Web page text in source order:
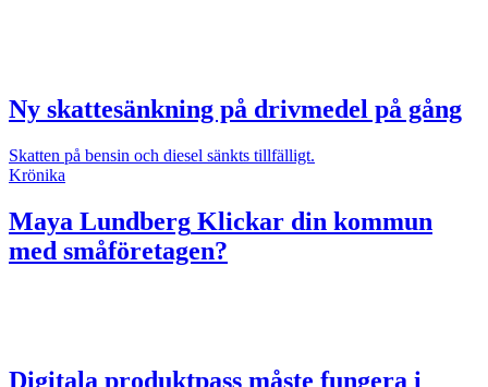
Ny skattesänkning på drivmedel på gång
Skatten på bensin och diesel sänkts tillfälligt.
Krönika
Maya Lundberg Klickar din kommun
med småföretagen?
Digitala produktpass måste fungera i